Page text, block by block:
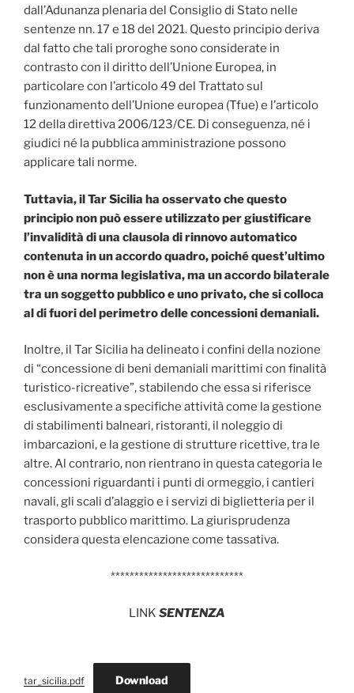
dall’Adunanza plenaria del Consiglio di Stato nelle
sentenze nn. 17 e 18 del 2021. Questo principio deriva
dal fatto che tali proroghe sono considerate in
contrasto con il diritto dell’Unione Europea, in
particolare con l’articolo 49 del Trattato sul
funzionamento dell’Unione europea (Tfue) e l’articolo
12 della direttiva 2006/123/CE. Di conseguenza, né i
giudici né la pubblica amministrazione possono
applicare tali norme.
Tuttavia, il Tar Sicilia ha osservato che questo
principio non può essere utilizzato per giustificare
l’invalidità di una clausola di rinnovo automatico
contenuta in un accordo quadro, poiché quest’ultimo
non è una norma legislativa, ma un accordo bilaterale
tra un soggetto pubblico e uno privato, che si colloca
al di fuori del perimetro delle concessioni demaniali.
Inoltre, il Tar Sicilia ha delineato i confini della nozione
di “concessione di beni demaniali marittimi con finalità
turistico-ricreative”, stabilendo che essa si riferisce
esclusivamente a specifiche attività come la gestione
di stabilimenti balneari, ristoranti, il noleggio di
imbarcazioni, e la gestione di strutture ricettive, tra le
altre. Al contrario, non rientrano in questa categoria le
concessioni riguardanti i punti di ormeggio, i cantieri
navali, gli scali d’alaggio e i servizi di biglietteria per il
trasporto pubblico marittimo. La giurisprudenza
considera questa elencazione come tassativa.
****************************
LINK SENTENZA
tar_sicilia.pdf Download